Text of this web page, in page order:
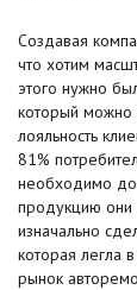
Создавая
что хотим
этого нужно
который можно
лояльность
81%
необходимо
продукцию они
изначально
которая легла
рынок